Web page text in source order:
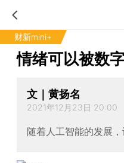
财新mini+
情绪可以被数
文｜黄扬名
2021年12月23日 20:00
随着人工智能的发展